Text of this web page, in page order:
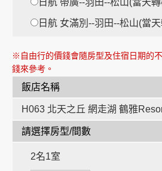
日航 帶廣--羽田--松山(當天
日航 女滿別--羽田--松山(當
※自由行的價錢會隨房型及住宿日期的
錢來參考。
飯店名稱
H063 北天之丘 網走湖 鶴雅
請選擇房型/間數
2名1室